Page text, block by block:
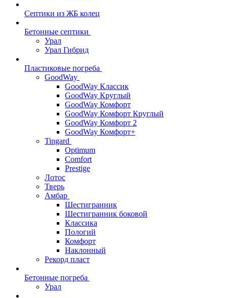
Септики из ЖБ колец
Бетонные септики
Урал
Урал Гибрид
Пластиковые погреба
GoodWay
GoodWay Классик
GoodWay Круглый
GoodWay Комфорт
GoodWay Комфорт Круглый
GoodWay Комфорт 2
GoodWay Комфорт+
Tingard
Optimum
Comfort
Prestige
Лотос
Тверь
Амбар
Шестигранник
Шестигранник боковой
Классика
Пологий
Комфорт
Наклонный
Рекорд пласт
Бетонные погреба
Урал